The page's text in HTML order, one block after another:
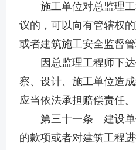
施工单位对总监理工
议的，可以向有管辖权
或者建筑施工安全监督管
因总监理工程师下达
察、设计、施工单位造
应当依法承担赔偿责任。
第三十一条 建设单
的款项或者对建筑工程